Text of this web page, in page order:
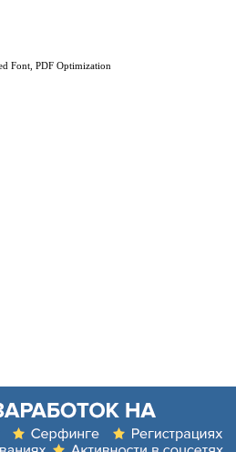
Font, PDF Optimization